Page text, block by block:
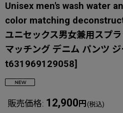
Unisex men's wash water
color matching
ユニセックス男女兼用スプ
マッチング デニム パンツ ジ
t631969129058]
販売価格: 12,900 円 (税込)